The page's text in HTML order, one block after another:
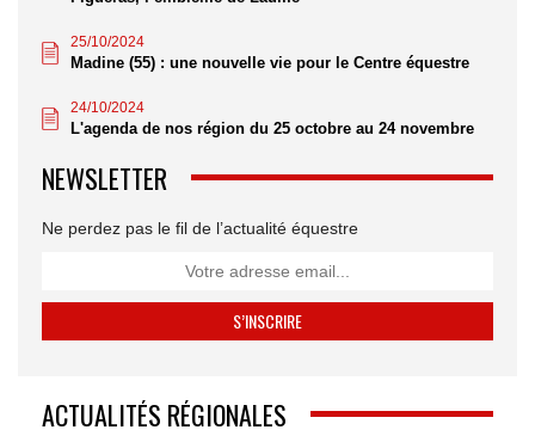
25/10/2024
Madine (55) : une nouvelle vie pour le Centre équestre
24/10/2024
L'agenda de nos région du 25 octobre au 24 novembre
NEWSLETTER
Ne perdez pas le fil de l’actualité équestre
ACTUALITÉS RÉGIONALES